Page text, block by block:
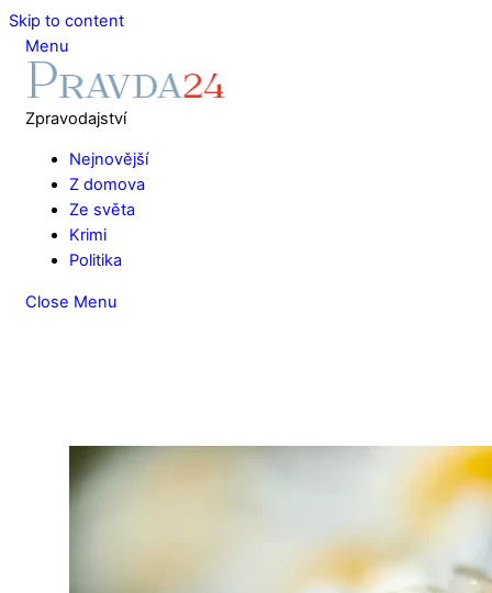
Skip to content
Menu
Zpravodajství
Nejnovější
Z domova
Ze světa
Krimi
Politika
Close Menu